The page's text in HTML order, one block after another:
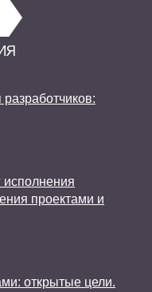
исполнения
проектами и
открытые цели.